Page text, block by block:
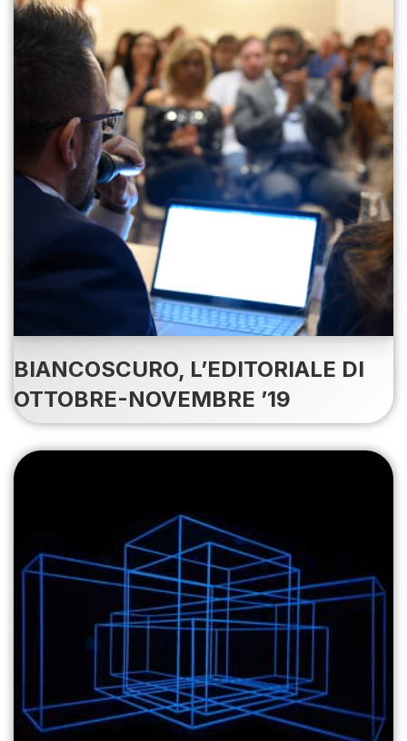
BIANCOSCURO, L’EDITORIALE DI
OTTOBRE-NOVEMBRE ’19